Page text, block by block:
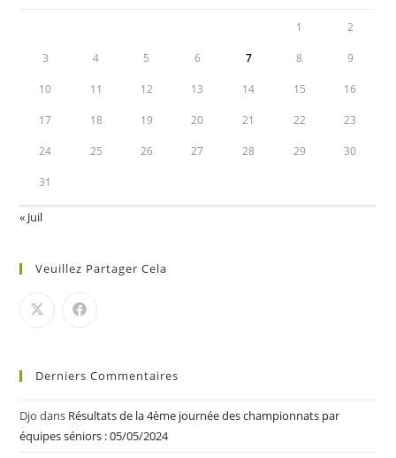
1 2
3 4 5 6 7 8 9
10 11 12 13 14 15 16
17 18 19 20 21 22 23
24 25 26 27 28 29 30
31
« Juil
Veuillez Partager Cela
Derniers Commentaires
Djo dans Résultats de la 4ème journée des championnats par
équipes séniors : 05/05/2024